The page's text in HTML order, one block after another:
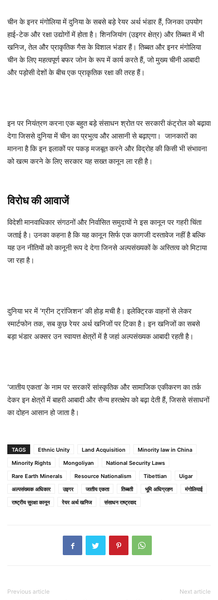
चीन के इनर मंगोलिया में दुनिया के सबसे बड़े रेयर अर्थ भंडार हैं, जिनका उपयोग
हाई-टेक और रक्षा उद्योगों में होता है। शिनजियांग (उइगर क्षेत्र) और तिब्बत में भी
खनिज, तेल और प्राकृतिक गैस के विशाल भंडार हैं। तिब्बत और इनर मंगोलिया
चीन के लिए महत्वपूर्ण बफर जोन के रूप में कार्य करते हैं, जो मुख्य चीनी आबादी
और पड़ोसी देशों के बीच एक प्राकृतिक रक्षा की तरह हैं।
इन पर नियंत्रण करना एक बहुत बड़े संसाधन श्रोत पर सरकारी कंट्रोल को बढ़ावा
देगा जिससे दुनिया में चीन का प्रभुत्व और आसानी से बढ़ाएगा। जानकारों का
मानना है कि इन इलाकों पर पकड़ मजबूत करने और विद्रोह की किसी भी संभावना
को खत्म करने के लिए सरकार यह सख्त कानून ला रही है।
विरोध की आवाजें
विदेशी मानवाधिकार संगठनों और निर्वासित समुदायों ने इस कानून पर गहरी चिंता
जताई है। उनका कहना है कि यह कानून सिर्फ एक कागजी दस्तावेज नहीं है बल्कि
यह उन नीतियों को कानूनी रूप दे देगा जिनसे अल्पसंख्यकों के अस्तित्व को मिटाया
जा रहा है।
दुनिया भर में ‘ग्रीन ट्रांजिशन’ की होड़ मची है। इलेक्ट्रिक वाहनों से लेकर
स्मार्टफोन तक, सब कुछ रेयर अर्थ खनिजों पर टिका है। इन खनिजों का सबसे
बड़ा भंडार अक्सर उन स्वायत्त क्षेत्रों में है जहां अल्पसंख्यक आबादी रहती है।
‘जातीय एकता’ के नाम पर सरकारें सांस्कृतिक और सामाजिक एकीकरण का तर्क
देकर इन क्षेत्रों में बाहरी आबादी और सैन्य हस्तक्षेप को बढ़ा देती हैं, जिससे संसाधनों
का दोहन आसान हो जाता है।
TAGS Ethnic Unity Land Acquisition
Minority law in China
Minority Rights
Mongoliyan
National Security Laws
Rare Earth Minerals
Resource Nationalism Tibettian
Uigar
अल्पसंख्यक अधिकार
उइगर जातीय एकता तिब्बती भूमि अधिग्रहण
मंगोलियाई
राष्ट्रीय सुरक्षा कानून
रेयर अर्थ खनिज संसाधन राष्ट्रवाद
Previous article Next article